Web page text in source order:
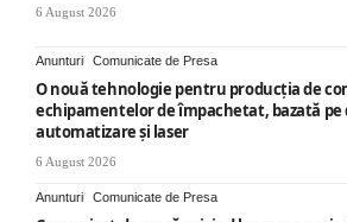
6 August 2026
Anunturi Comunicate de Presa
O nouă tehnologie pentru producția de
echipamentelor de împachetat, bazată pe
automatizare și laser
6 August 2026
Anunturi Comunicate de Presa